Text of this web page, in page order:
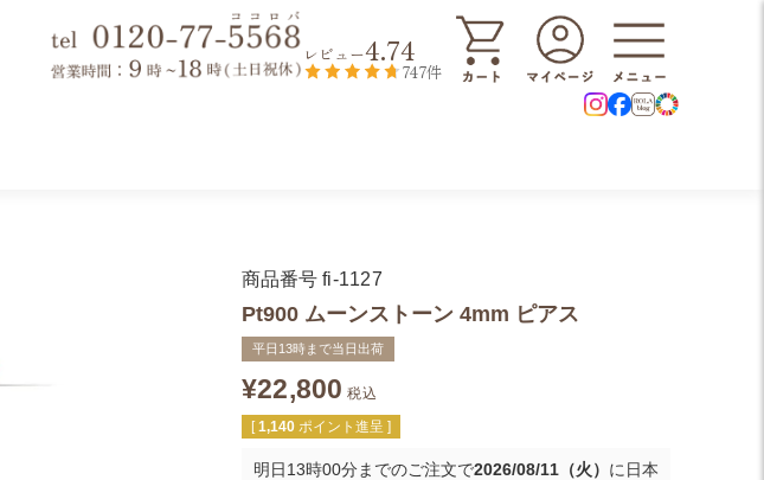
レビュー4.74
747件
商品番号 fi-1127
Pt900 ムーンストーン 4mm ピアス
平日13時まで当日出荷
¥22,800 税込
[ 1,140 ポイント進呈 ]
明日13時00分までのご注文で2026/08/11（火） に 日本